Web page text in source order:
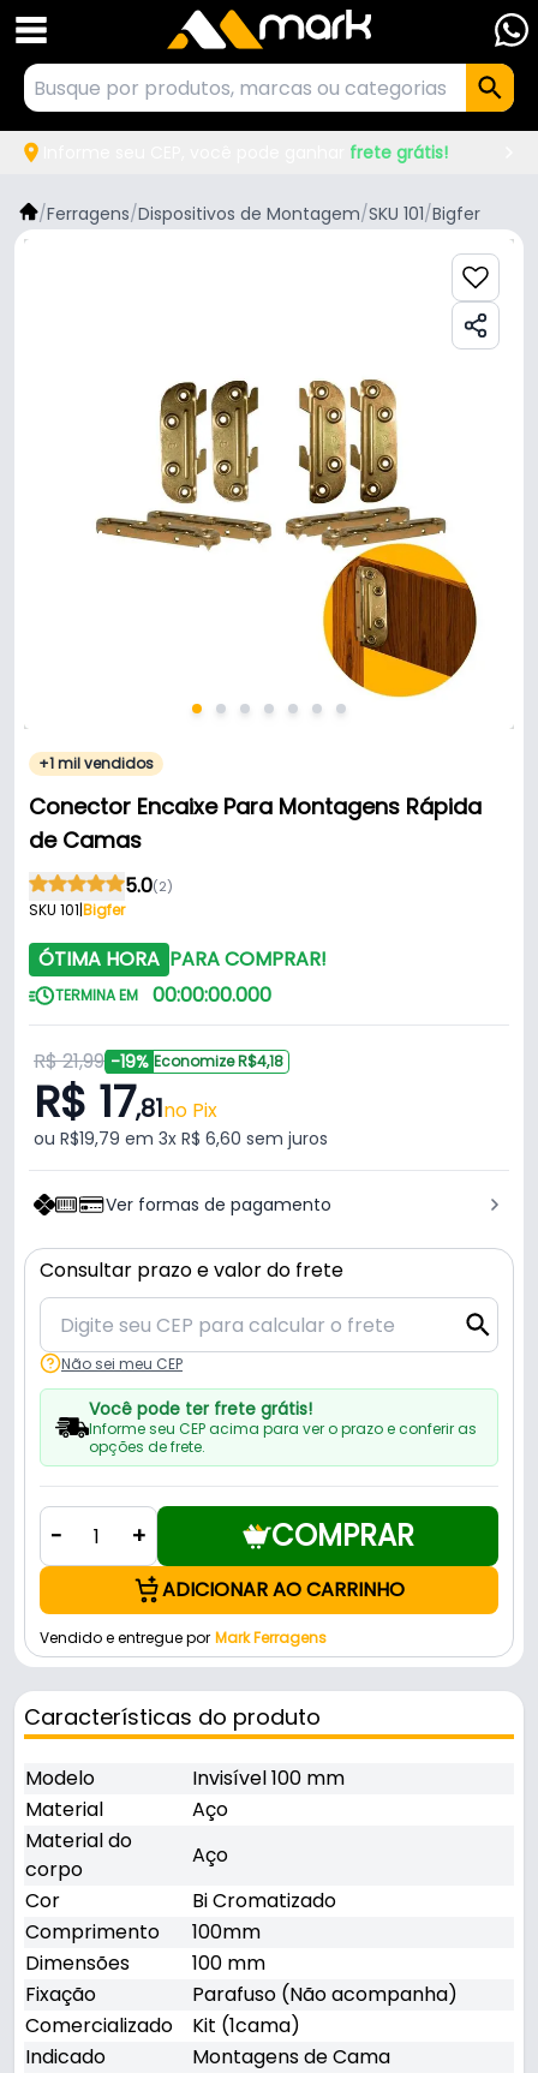
frete grátis!
/Ferragens/Dispositivos de Montagem/SKU 101/Bigfer
+1 mil vendidos
Conector Encaixe Para Montagens Rápida
de Camas
5.0(2)
SKU 101|Bigfer
ÓTIMA HORA PARA COMPRAR!
TERMINA EM 00:00:00.000
R$ 21,99 -19% Economize R$4,18
R$ 17,81no Pix
ou R$19,79 em 3x R$ 6,60 sem juros
Ver formas de pagamento
Consultar prazo e valor do frete
Não sei meu CEP
Você pode ter frete grátis!
Informe seu CEP acima para ver o prazo e conferir as
opções de frete.
- + COMPRAR
ADICIONAR AO CARRINHO
Vendido e entregue por Mark Ferragens
Características do produto
Modelo
Invisível 100 mm
Material
Aço
Material do
corpo
Aço
Cor
Bi Cromatizado
Comprimento
100mm
Dimensões
100 mm
Fixação
Parafuso (Não acompanha)
Comercializado
Kit (1cama)
Indicado
Montagens de Cama